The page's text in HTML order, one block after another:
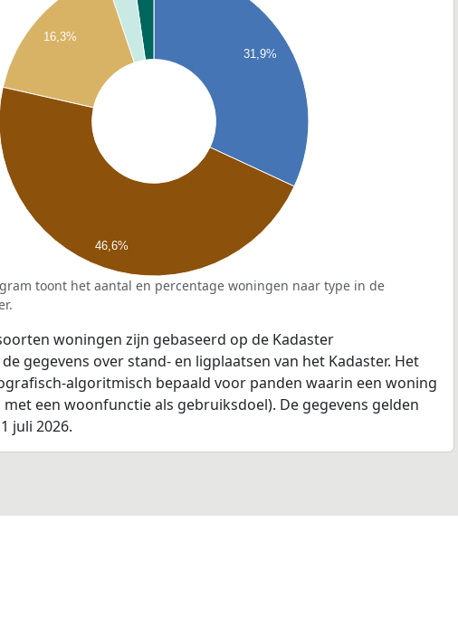
31,9%
16,3%
46,6%
toont het aantal en percentage woningen naar type in de
woningen zijn gebaseerd op de Kadaster
gegevens over stand- en ligplaatsen van het Kadaster. Het
algoritmisch bepaald voor panden waarin een woning
een woonfunctie als gebruiksdoel). De gegevens gelden
juli 2026.